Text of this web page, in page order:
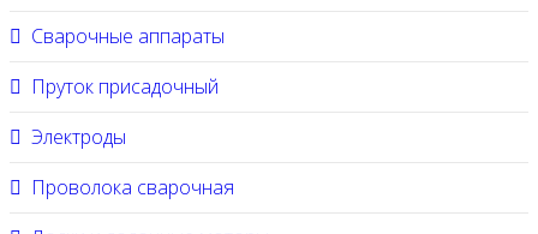
Сварочные аппараты
Пруток присадочный
Электроды
Проволока сварочная